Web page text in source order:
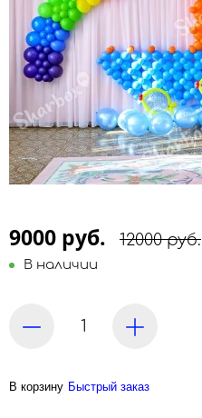
9000 руб. 12000 руб.
В наличии
В корзину Быстрый заказ